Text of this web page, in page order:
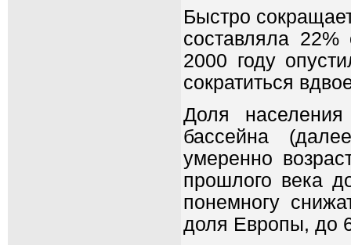
Быстро
составляла
2000 году
сократиться
Доля
бассейна
умеренно
прошлого века
понемногу
доля Европы, до